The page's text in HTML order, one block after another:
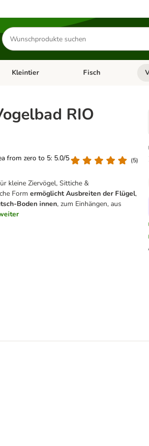
Produkte
suchen
Zubehör
Kategorie-Menü öffnen: Hundefutter &
Kleintier Kategorie-Menü öffnen:
Fisch
RIO
from zero to 5: 5.0/5
(5)
kleine Ziervögel, Sittiche &
Formermöglicht Ausbreiten der Flügel,
Boden innen, zum Einhängen, aus